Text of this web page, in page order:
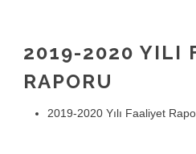
2019-2020 YILI
RAPORU
2019-2020 Yılı Faaliyet